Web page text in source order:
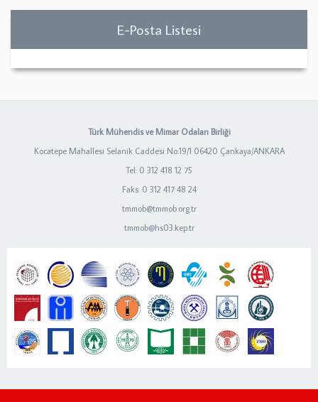
E-Posta Listesi
Türk Mühendis ve Mimar Odaları Birliği
Kocatepe Mahallesi Selanik Caddesi No:19/1 06420 Çankaya/ANKARA
Tel: 0 312 418 12 75
Faks: 0 312 417 48 24
tmmob@tmmob.org.tr
tmmob@hs03.kep.tr